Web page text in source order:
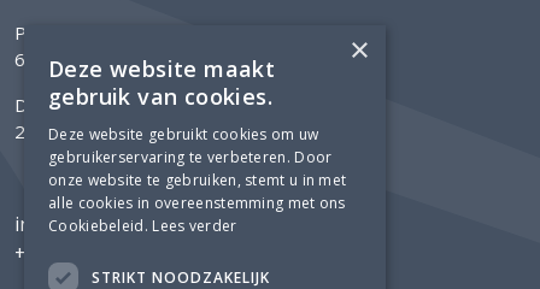
Postbus 304
6800 AH Arnhem
Delftechpark 12
2628 XH Delft
info@luning.nl
+31 26 368 3480
×
Deze website maakt
gebruik van cookies.
Deze website gebruikt cookies om uw
gebruikerservaring te verbeteren. Door
onze website te gebruiken, stemt u in met
alle cookies in overeenstemming met ons
Cookiebeleid. Lees verder
STRIKT NOODZAKELIJK